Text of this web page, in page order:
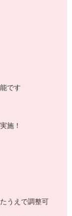
です
施！
うえで調整可